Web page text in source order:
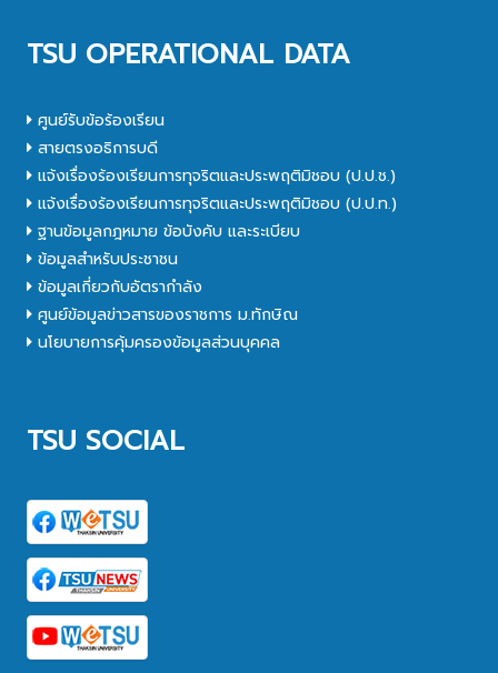
TSU OPERATIONAL DATA
ศูนย์รับข้อร้องเรียน
สายตรงอธิการบดี
แจ้งเรื่องร้องเรียนการทุจริตและประพฤติมิชอบ (ป.ป.ช.)
แจ้งเรื่องร้องเรียนการทุจริตและประพฤติมิชอบ (ป.ป.ท.)
ฐานข้อมูลกฎหมาย ข้อบังคับ และระเบียบ
ข้อมูลสำหรับประชาชน
ข้อมูลเกี่ยวกับอัตรากำลัง
ศูนย์ข้อมูลข่าวสารของราชการ ม.ทักษิณ
นโยบายการคุ้มครองข้อมูลส่วนบุคคล
TSU SOCIAL